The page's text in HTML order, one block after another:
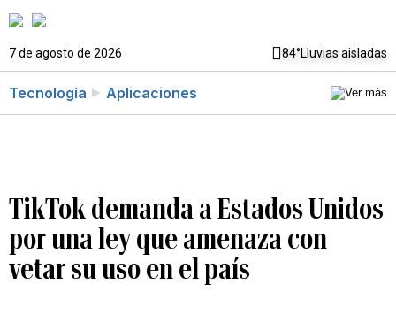
7 de agosto de 2026 84°Lluvias aisladas
Tecnología Aplicaciones
TikTok demanda a Estados Unidos
por una ley que amenaza con
vetar su uso en el país